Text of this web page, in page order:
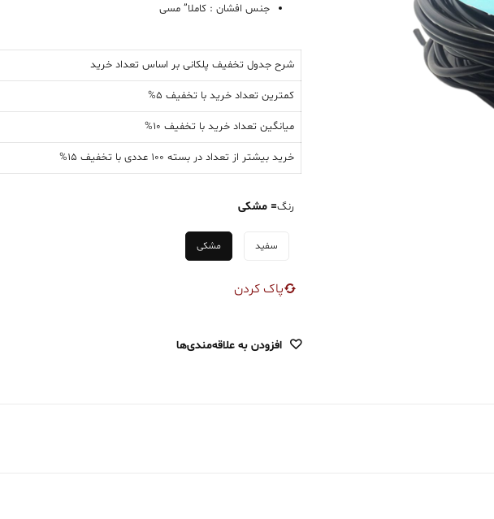
جنس افشان : کاملا” مسی
شرح جدول تخفیف پلکانی بر اساس تعداد خرید
کمترین تعداد خرید با تخفیف 5%
میانگین تعداد خرید با تخفیف 10%
خرید بیشتر از تعداد در بسته 100 عددی با تخفیف 15%
رنگ= مشکی
سفید مشکی
پاک کردن
افزودن به علاقه‌مندی‌ها